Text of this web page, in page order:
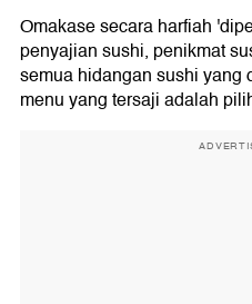
Omakase secara harfiah
penyajian sushi, penikmat
semua hidangan sushi yang
menu yang tersaji adalah